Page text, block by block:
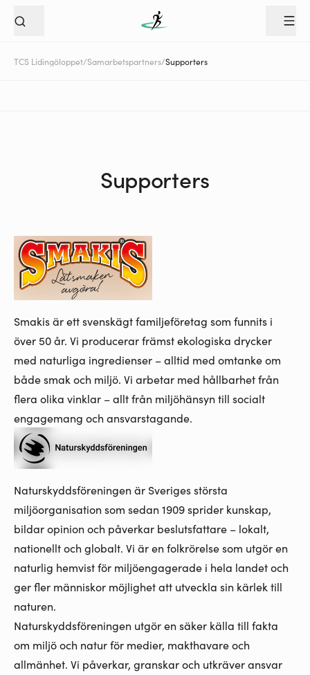
TCS Lidingöloppet/Samarbetspartners/Supporters
Supporters
Smakis är ett svenskägt familjeföretag som funnits i
över 50 år. Vi producerar främst ekologiska drycker
med naturliga ingredienser – alltid med omtanke om
både smak och miljö. Vi arbetar med hållbarhet från
flera olika vinklar – allt från miljöhänsyn till socialt
engagemang och ansvarstagande.
Naturskyddsföreningen är Sveriges största
miljöorganisation som sedan 1909 sprider kunskap,
bildar opinion och påverkar beslutsfattare – lokalt,
nationellt och globalt. Vi är en folkrörelse som utgör en
naturlig hemvist för miljöengagerade i hela landet och
ger fler människor möjlighet att utveckla sin kärlek till
naturen.
Naturskyddsföreningen utgör en säker källa till fakta
om miljö och natur för medier, makthavare och
allmänhet. Vi påverkar, granskar och utkräver ansvar